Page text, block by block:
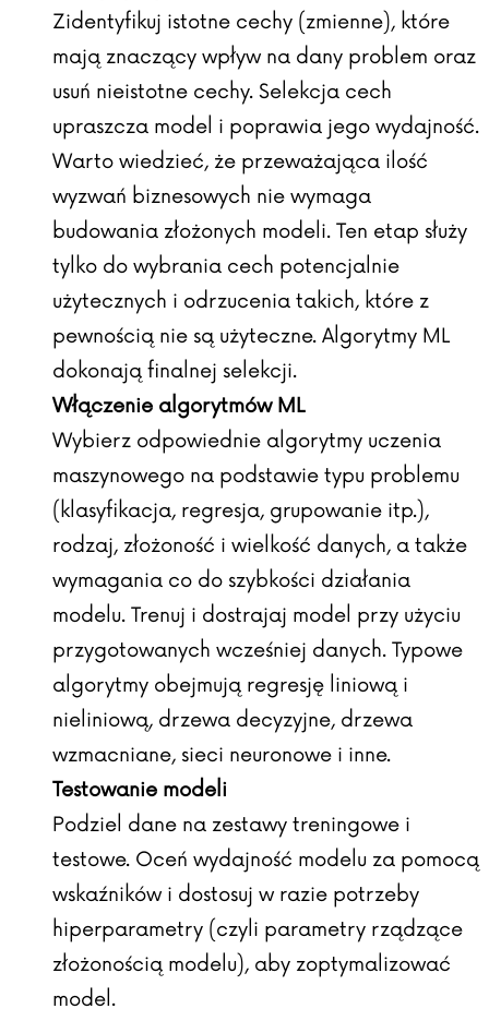
Zidentyfikuj istotne cechy (zmienne), które
mają znaczący wpływ na dany problem oraz
usuń nieistotne cechy. Selekcja cech
upraszcza model i poprawia jego wydajność.
Warto wiedzieć, że przeważająca ilość
wyzwań biznesowych nie wymaga
budowania złożonych modeli. Ten etap służy
tylko do wybrania cech potencjalnie
użytecznych i odrzucenia takich, które z
pewnością nie są użyteczne. Algorytmy ML
dokonają finalnej selekcji.
Włączenie algorytmów ML
Wybierz odpowiednie algorytmy uczenia
maszynowego na podstawie typu problemu
(klasyfikacja, regresja, grupowanie itp.),
rodzaj, złożoność i wielkość danych, a także
wymagania co do szybkości działania
modelu. Trenuj i dostrajaj model przy użyciu
przygotowanych wcześniej danych. Typowe
algorytmy obejmują regresję liniową i
nieliniową, drzewa decyzyjne, drzewa
wzmacniane, sieci neuronowe i inne.
Testowanie modeli
Podziel dane na zestawy treningowe i
testowe. Oceń wydajność modelu za pomocą
wskaźników i dostosuj w razie potrzeby
hiperparametry (czyli parametry rządzące
złożonością modelu), aby zoptymalizować
model.